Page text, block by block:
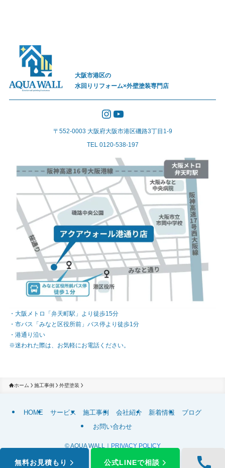
大阪市港区の
水回りリフォーム×外壁塗装専門店
Instagram
YouTube
〒552-0003 大阪府大阪市港区磯路3丁目1-9
TEL 0120-538-197
・大阪メトロ「弁天町駅」より徒歩15分
・市バス「みなと区役所前」バス停より徒歩1分
・港通り沿い
※迷われた際は、お気軽にお電話ください。
無料お見積もり 公式LINEで相談
ホーム 施工事例 外壁塗装
HOME サービス 施工事例 会社紹介 新着情報
ブログ
お問い合わせ
©AQUA WALL｜ PRIVACY POLICY